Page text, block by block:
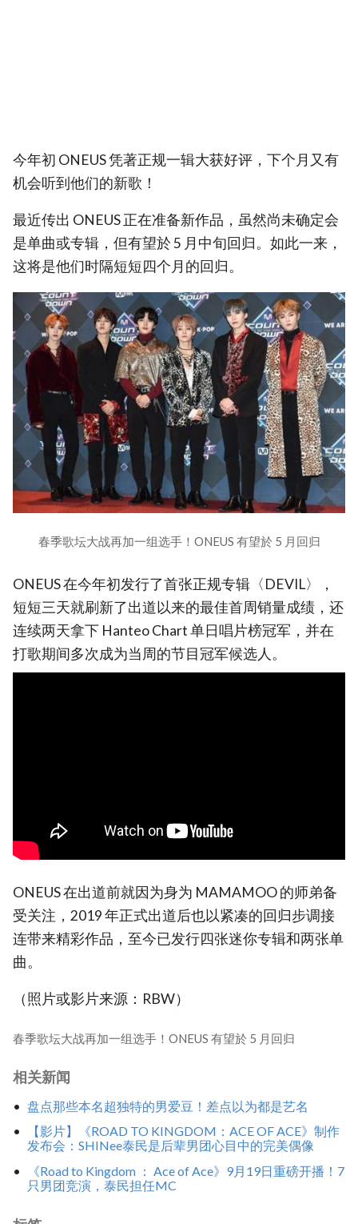
今年初 ONEUS 凭著正规一辑大获好评，下个月又有
机会听到他们的新歌！
最近传出 ONEUS 正在准备新作品，虽然尚未确定会
是单曲或专辑，但有望於 5 月中旬回归。如此一来，
这将是他们时隔短短四个月的回归。
春季歌坛大战再加一组选手！ONEUS 有望於 5 月回归
ONEUS 在今年初发行了首张正规专辑〈DEVIL〉，
短短三天就刷新了出道以来的最佳首周销量成绩，还
连续两天拿下 Hanteo Chart 单日唱片榜冠军，并在
打歌期间多次成为当周的节目冠军候选人。
ONEUS 在出道前就因为身为 MAMAMOO 的师弟备
受关注，2019 年正式出道后也以紧凑的回归步调接
连带来精彩作品，至今已发行四张迷你专辑和两张单
曲。
（照片或影片来源：RBW）
春季歌坛大战再加一组选手！ONEUS 有望於 5 月回归
相关新闻
盘点那些本名超独特的男爱豆！差点以为都是艺名
【影片】《ROAD TO KINGDOM：ACE OF ACE》制作
发布会：SHINee泰民是后辈男团心目中的完美偶像
《Road to Kingdom ： Ace of Ace》9月19日重磅开播！7
只男团竞演，泰民担任MC